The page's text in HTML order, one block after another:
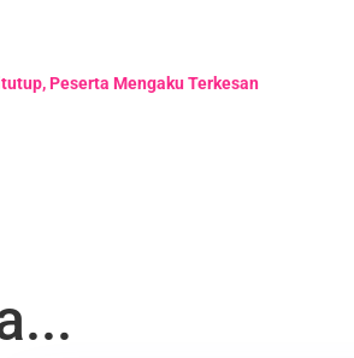
Peserta Mengaku Terkesan